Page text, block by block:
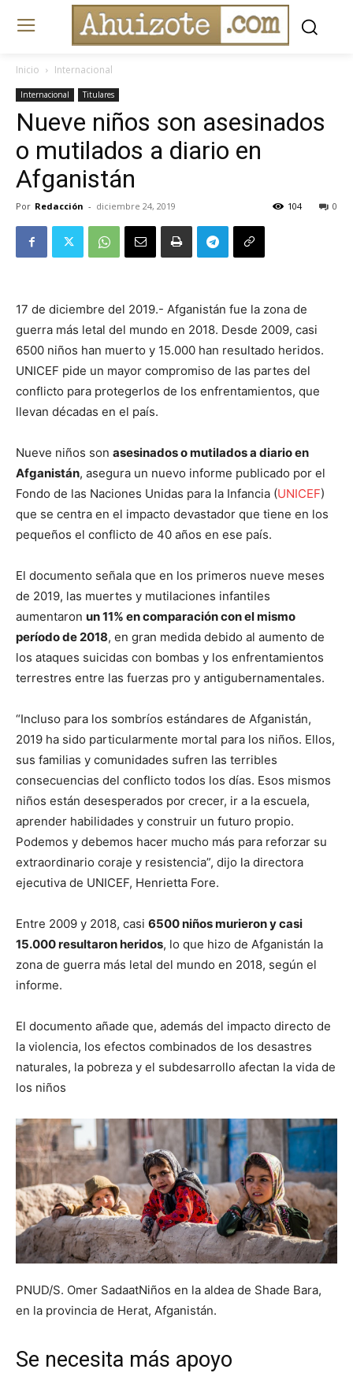
Inicio Internacional
Internacional Titulares
Nueve niños son asesinados
o mutilados a diario en
Afganistán
Por Redacción - diciembre 24, 2019 0
104
17 de diciembre del 2019.- Afganistán fue la zona de
guerra más letal del mundo en 2018. Desde 2009, casi
6500 niños han muerto y 15.000 han resultado heridos.
UNICEF pide un mayor compromiso de las partes del
conflicto para protegerlos de los enfrentamientos, que
llevan décadas en el país.
Nueve niños son asesinados o mutilados a diario en
Afganistán, asegura un nuevo informe publicado por el
Fondo de las Naciones Unidas para la Infancia (UNICEF)
que se centra en el impacto devastador que tiene en los
pequeños el conflicto de 40 años en ese país.
El documento señala que en los primeros nueve meses
de 2019, las muertes y mutilaciones infantiles
aumentaron un 11% en comparación con el mismo
período de 2018, en gran medida debido al aumento de
los ataques suicidas con bombas y los enfrentamientos
terrestres entre las fuerzas pro y antigubernamentales.
“Incluso para los sombríos estándares de Afganistán,
2019 ha sido particularmente mortal para los niños. Ellos,
sus familias y comunidades sufren las terribles
consecuencias del conflicto todos los días. Esos mismos
niños están desesperados por crecer, ir a la escuela,
aprender habilidades y construir un futuro propio.
Podemos y debemos hacer mucho más para reforzar su
extraordinario coraje y resistencia”, dijo la directora
ejecutiva de UNICEF, Henrietta Fore.
Entre 2009 y 2018, casi 6500 niños murieron y casi
15.000 resultaron heridos, lo que hizo de Afganistán la
zona de guerra más letal del mundo en 2018, según el
informe.
El documento añade que, además del impacto directo de
la violencia, los efectos combinados de los desastres
naturales, la pobreza y el subdesarrollo afectan la vida de
los niños
PNUD/S. Omer SadaatNiños en la aldea de Shade Bara,
en la provincia de Herat, Afganistán.
Se necesita más apoyo